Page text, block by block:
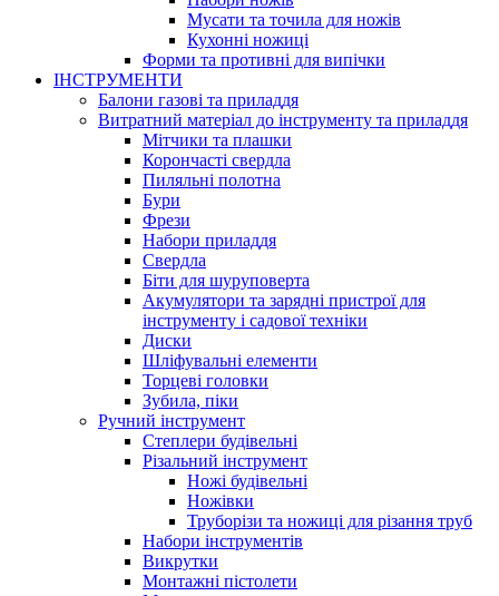
Мусати та точила для ножів
Кухонні ножиці
Форми та противні для випічки
ІНСТРУМЕНТИ
Балони газові та приладдя
Витратний матеріал до інструменту та приладдя
Мітчики та плашки
Корончасті свердла
Пиляльні полотна
Бури
Фрези
Набори приладдя
Свердла
Біти для шуруповерта
Акумулятори та зарядні пристрої для
інструменту і садової техніки
Диски
Шліфувальні елементи
Торцеві головки
Зубила, піки
Ручний інструмент
Степлери будівельні
Різальний інструмент
Ножі будівельні
Ножівки
Труборізи та ножиці для різання труб
Набори інструментів
Викрутки
Монтажні пістолети